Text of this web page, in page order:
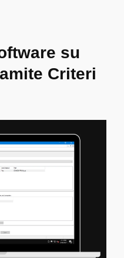
su
Criteri